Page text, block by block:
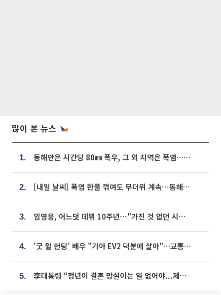
많이 본 뉴스
1. 동해안은 시간당 80㎜ 폭우, 그 외 지역은 폭염…‘극과 극 날씨’
2. [내일 날씨] 폭염 한풀 꺾여도 무더위 계속⋯동해안 이틀 연속 비
3. 임영웅, 어느덧 데뷔 10주년⋯"가진 것 없던 시절, 내 앞엔 20명의 팬뿐"
4. '굿 윌 헌팅' 배우 "기아 EV2 덕분에 살아"…교통사고 후 안전성 극찬
5. 李대통령 “청년이 결혼 망설이는 일 없어야...제도상 불이익 조사”